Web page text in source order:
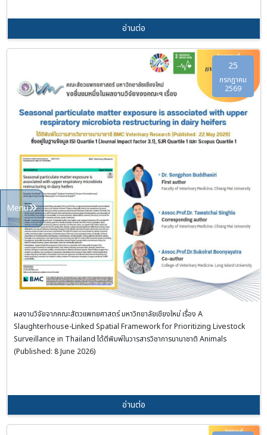
อ่านต่อ
25
กรกฎาคม
2569
ผลงานวิจัยจากคณะสัตวแพทยศาสตร์ มหาวิทยาลัยเชียงใหม่ เรื่อง A
Slaughterhouse-Linked Spatial Framework for Prioritizing Livestock
Surveillance in Thailand ได้ตีพิมพ์ในวารสารวิชาการนานาชาติ Animals
(Published: 8 June 2026)
อ่านต่อ
Menu